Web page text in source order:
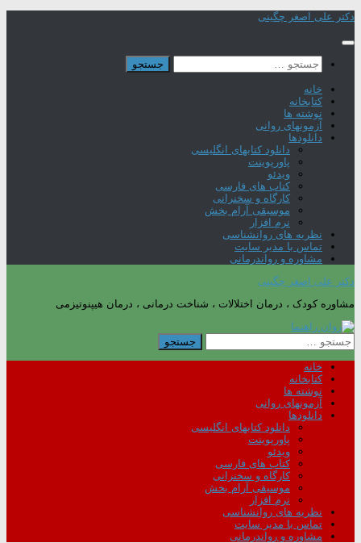
Skip
content
دکتر علی اصغر چگینی
جستجو
برای:
خانه
کتابخانه
نوشته ها
آزمونهای روانی
دانلودها
دانلود کتابهای انگلیسی
پاورپوینت
ویدئو
کتاب های فارسی
کارگاه و سخنرانی
موسیقی آرام بخش
نرم افزار
نظریه های روانشناسی
تماس با مدیر سایت
مشاوره و رواندرمانی
دکتر علی اصغر چگینی
مشاوره کودک ، درمان اختلالات ، شناخت درمانی ، درمان هیپنوتیزمی
جستجو
برای:
خانه
کتابخانه
نوشته ها
آزمونهای روانی
دانلودها
دانلود کتابهای انگلیسی
پاورپوینت
ویدئو
کتاب های فارسی
کارگاه و سخنرانی
موسیقی آرام بخش
نرم افزار
نظریه های روانشناسی
تماس با مدیر سایت
مشاوره و رواندرمانی